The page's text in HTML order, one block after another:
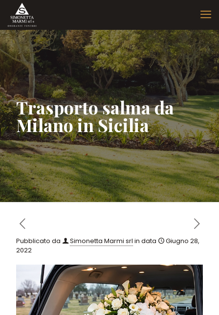
Trasporto salma da
Milano in Sicilia
Pubblicato da Simonetta Marmi srl in data
Giugno 28,
2022